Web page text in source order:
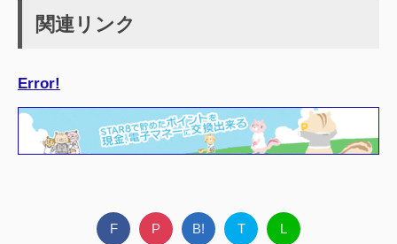
関連リンク
Error!
F P B! T L